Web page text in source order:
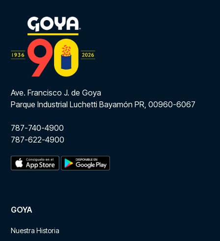
Ave. Francisco J. de Goya
Parque Industrial Luchetti Bayamón PR, 00960-6067
787-740-4900
787-622-4900
GOYA
Nuestra Historia